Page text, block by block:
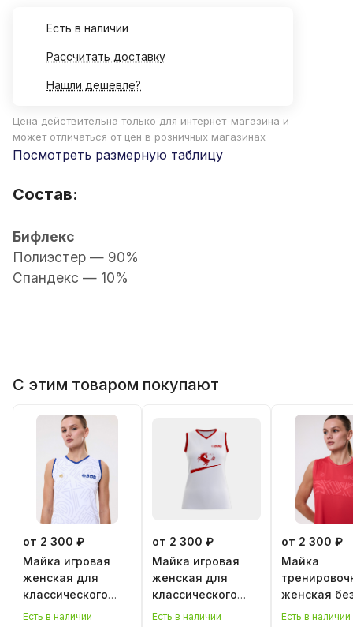
Есть в наличии
Рассчитать доставку
Нашли дешевле?
Цена действительна только для интернет-магазина и
может отличаться от цен в розничных магазинах
Посмотреть размерную таблицу
Состав:
Бифлекс
Полиэстер — 90%
Спандекс — 10%
С этим товаром покупают
от 2 300 ₽
Майка игровая
женская для
классического
волейбола
Есть в наличии
от 2 300 ₽
Майка игровая
женская для
классического
волейбола "Год
Есть в наличии
от 2 300 ₽
Майка
женская
рукава
Есть в наличии